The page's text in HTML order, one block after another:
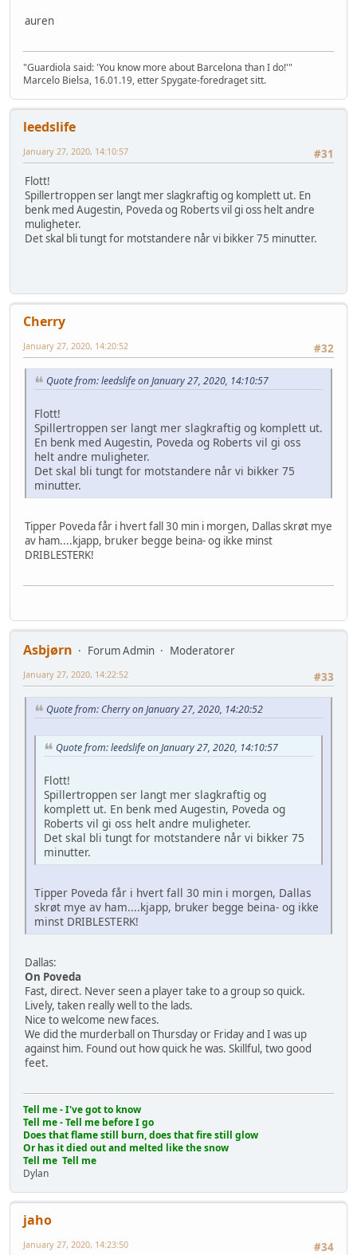
auren
"Guardiola said: 'You know more about Barcelona than I do!'"
Marcelo Bielsa, 16.01.19, etter Spygate-foredraget sitt.
leedslife
#31
January 27, 2020, 14:10:57
Flott!
Spillertroppen ser langt mer slagkraftig og komplett ut. En
benk med Augestin, Poveda og Roberts vil gi oss helt andre
muligheter.
Det skal bli tungt for motstandere når vi bikker 75 minutter.
Cherry
#32
January 27, 2020, 14:20:52
Quote from: leedslife on January 27, 2020, 14:10:57
Flott!
Spillertroppen ser langt mer slagkraftig og komplett ut.
En benk med Augestin, Poveda og Roberts vil gi oss
helt andre muligheter.
Det skal bli tungt for motstandere når vi bikker 75
minutter.
Tipper Poveda får i hvert fall 30 min i morgen, Dallas skrøt mye
av ham....kjapp, bruker begge beina- og ikke minst
DRIBLESTERK!
Asbjørn Forum Admin
Moderatorer
#33
January 27, 2020, 14:22:52
Quote from: Cherry on January 27, 2020, 14:20:52
Quote from: leedslife on January 27, 2020, 14:10:57
Flott!
Spillertroppen ser langt mer slagkraftig og
komplett ut. En benk med Augestin, Poveda og
Roberts vil gi oss helt andre muligheter.
Det skal bli tungt for motstandere når vi bikker 75
minutter.
Tipper Poveda får i hvert fall 30 min i morgen, Dallas
skrøt mye av ham....kjapp, bruker begge beina- og ikke
minst DRIBLESTERK!
Dallas:
On Poveda
Fast, direct. Never seen a player take to a group so quick.
Lively, taken really well to the lads.
Nice to welcome new faces.
We did the murderball on Thursday or Friday and I was up
against him. Found out how quick he was. Skillful, two good
feet.
Tell me - I've got to know
Tell me - Tell me before I go
Does that flame still burn, does that fire still glow
Or has it died out and melted like the snow
Tell me Tell me
Dylan
jaho
#34
January 27, 2020, 14:23:50